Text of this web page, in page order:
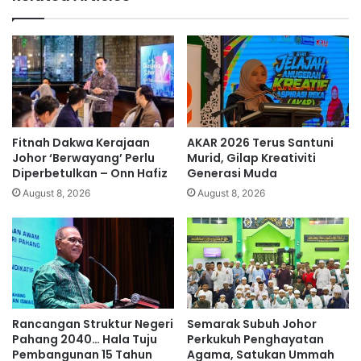
l
e
k
s
-
A
g
o
n
g
,
p
e
n
g
a
m
a
i
l
u
s
i
h
r
m
a
h
Fitnah Dakwa Kerajaan
Johor ‘Berwayang’ Perlu
Diperbetulkan – Onn Hafiz
August 8, 2026
AKAR 2026 Terus Santuni
Murid, Gilap Kreativiti
Generasi Muda
August 8, 2026
Rancangan Struktur Negeri
Pahang 2040… Hala Tuju
Pembangunan 15 Tahun
Semarak Subuh Johor
Perkukuh Penghayatan
Agama, Satukan Ummah